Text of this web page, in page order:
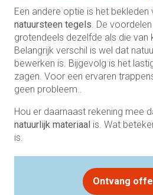
Een andere optie is het bekleden
natuursteen tegels . De
grotendeels dezelfde als die van
Belangrijk verschil is wel dat
bewerken is. Bijgevolg is het
zagen. Voor een ervaren
geen probleem..
Hou er daarnaast rekening mee
natuurlijk materiaal is. Wat
is.
Ontvang